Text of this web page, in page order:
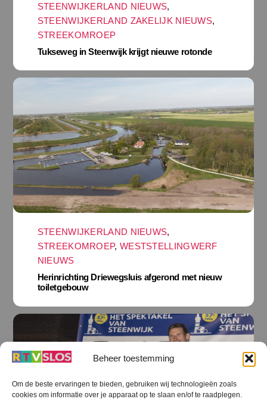
Beheer toestemming
Om de beste ervaringen te bieden, gebruiken wij technologieën zoals
cookies om informatie over je apparaat op te slaan en/of te raadplegen.
STEENWIJKERLAND NIEUWS,
STEENWIJKERLAND ZAKELIJK NIEUWS,
STREEKOMROEP
Tukseweg in Steenwijk krijgt nieuwe rotonde
STEENWIJKERLAND NIEUWS,
STREEKOMROEP, WESTSTELLINGWERF
NIEUWS
Herinrichting Driewegsluis afgerond met nieuw
toiletgebouw